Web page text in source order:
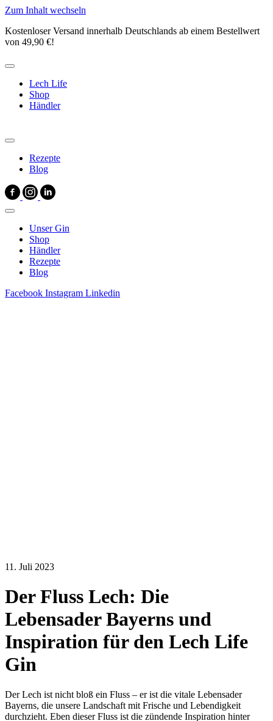
Zum Inhalt wechseln
Kostenloser Versand innerhalb Deutschlands ab einem Bestellwert
von 49,90 €!
Lech Life
Shop
Händler
Rezepte
Blog
Unser Gin
Shop
Händler
Rezepte
Blog
Facebook Instagram Linkedin
11. Juli 2023
Der Fluss Lech: Die
Lebensader Bayerns und
Inspiration für den Lech Life
Gin
Der Lech ist nicht bloß ein Fluss – er ist die vitale Lebensader
Bayerns, die unsere Landschaft mit Frische und Lebendigkeit
durchzieht. Eben dieser Fluss ist die zündende Inspiration hinter